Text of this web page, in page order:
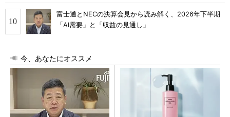
富士通とNECの決算会見から読み解く、2026年下半期
「AI需要」と「収益の見通し」
今、あなたにオススメ